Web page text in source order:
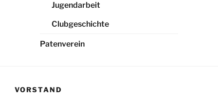
Jugendarbeit
Clubgeschichte
Patenverein
VORSTAND